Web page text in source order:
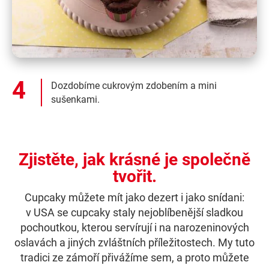
Dozdobíme cukrovým zdobením a mini
sušenkami.
Zjistěte, jak krásné je společně
tvořit.
Cupcaky můžete mít jako dezert i jako snídani:
v USA se cupcaky staly nejoblíbenější sladkou
pochoutkou, kterou servírují i na narozeninových
oslavách a jiných zvláštních příležitostech. My tuto
tradici ze zámoří přivážíme sem, a proto můžete